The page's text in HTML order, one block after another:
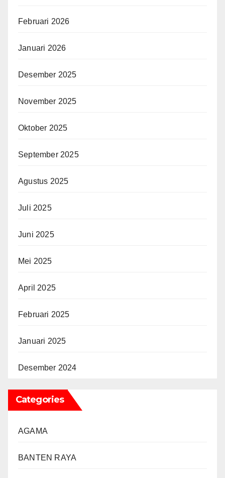
Februari 2026
Januari 2026
Desember 2025
November 2025
Oktober 2025
September 2025
Agustus 2025
Juli 2025
Juni 2025
Mei 2025
April 2025
Februari 2025
Januari 2025
Desember 2024
Categories
AGAMA
BANTEN RAYA